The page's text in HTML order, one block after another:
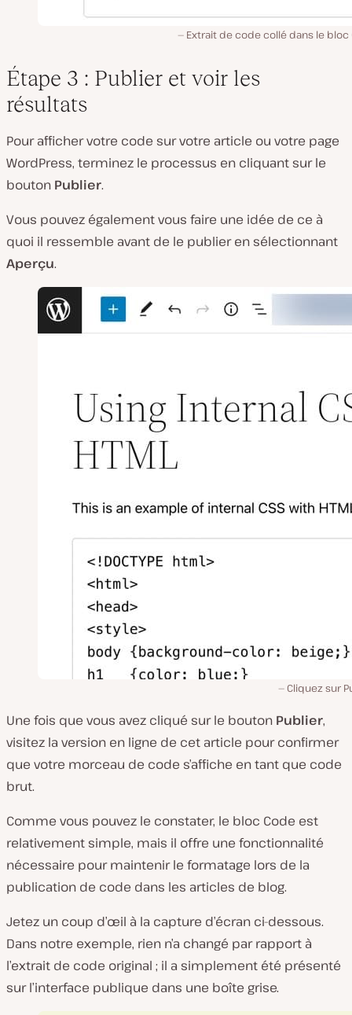
Extrait de code collé dans le bloc
Étape 3 : Publier et voir les
résultats
Pour afficher votre code sur votre article ou votre page
WordPress, terminez le processus en cliquant sur le
bouton Publier.
Vous pouvez également vous faire une idée de ce à
quoi il ressemble avant de le publier en sélectionnant
Aperçu.
Cliquez sur
Une fois que vous avez cliqué sur le bouton Publier,
visitez la version en ligne de cet article pour confirmer
que votre morceau de code s’affiche en tant que code
brut.
Comme vous pouvez le constater, le bloc Code est
relativement simple, mais il offre une fonctionnalité
nécessaire pour maintenir le formatage lors de la
publication de code dans les articles de blog.
Jetez un coup d’œil à la capture d’écran ci-dessous.
Dans notre exemple, rien n’a changé par rapport à
l’extrait de code original ; il a simplement été présenté
sur l’interface publique dans une boîte grise.